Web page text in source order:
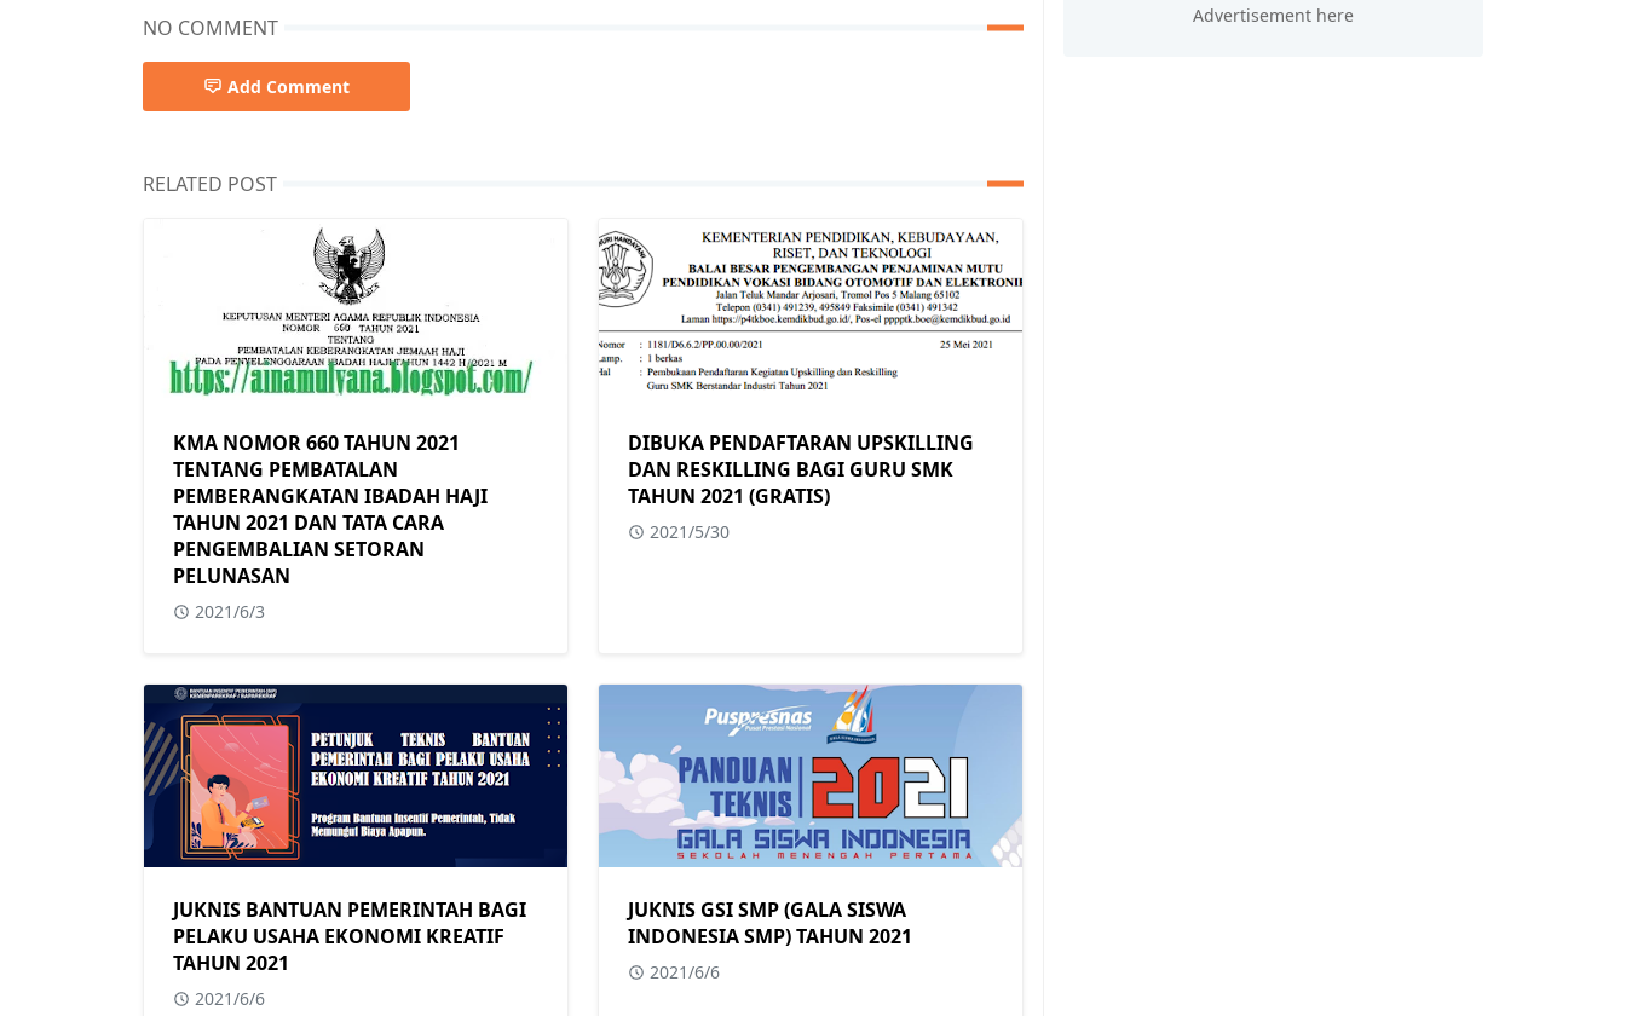
NO COMMENT
Add Comment
RELATED POST
KMA NOMOR 660 TAHUN 2021
TENTANG PEMBATALAN
PEMBERANGKATAN IBADAH HAJI
TAHUN 2021 DAN TATA CARA
PENGEMBALIAN SETORAN
PELUNASAN
2021/6/3
DIBUKA PENDAFTARAN UPSKILLING
DAN RESKILLING BAGI GURU SMK
TAHUN 2021 (GRATIS)
2021/5/30
JUKNIS BANTUAN PEMERINTAH BAGI
PELAKU USAHA EKONOMI KREATIF
TAHUN 2021
2021/6/6
JUKNIS GSI SMP (GALA SISWA
INDONESIA SMP) TAHUN 2021
2021/6/6